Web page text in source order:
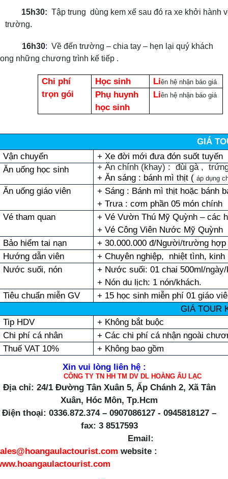
15h30: Tập trung dùng kem xế sau đó ra xe khởi hành
trường.
:Về đến trường – chia tay – hẹn lại quý khách
những chương trình kế tiếp .
Chi phí
trọn gói
Học sinh Liên hệ nhận báo giá
Phụ huynh
học sinh
Liên hệ nhận báo giá
GIÁ
Vận chuyển
+ Xe đời mới đưa đón suốt tuyến
Ăn uống học sinh
+ Ăn chính (khay) : đùi gà ,
+ Ăn sáng : bánh mì thịt (áp dụng
Ăn uống giáo viên
+ Sáng : Bánh mì thịt hoặc bánh
+ Trưa : cơm phần 05 món chính
Vé tham quan
+ Vé Vườn Thú Mỹ Quỳnh – các
+ Vé Công Viên Nước Mỹ Quỳnh
Bảo hiểm tai nạn
+ 30.000.000 đ/Người/trường hợp
Hướng dẫn viên
+ Chuyên nghiệp, nhiệt tình,
Nước suối, nón
+ Nước suối: 01 chai 500ml/
+ Nón du lịch: 1 nón/khách.
Tiêu chuẩn miễn GV
+ 15 học sinh miễn phí 01 giáo
GIÁ TOUR
Tip HDV
+ Không bắt buộc
Chi phí cá nhân
+ Các chi phí cá nhận ngoài
Thuế VAT 10%
+ Không bao gồm
Xin vui lòng liên hệ :
CÔNG TY TN HH TM DV DL HOÀNG ÂU LẠC
Địa chỉ: 24/1 Đường Tân Xuân 5, Ấp Chánh 2, Xã Tân
Xuân, Hóc Môn, Tp.Hcm
Điện thoại: 0336.872.374 – 0907086127 - 0945818127 –
fax: 3 8517593
website :